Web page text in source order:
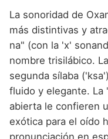
La sonoridad de
más distintivas y
na" (con la 'x'
nombre trisilábico.
segunda sílaba
fluido y elegante.
abierta le confieren
exótica para el oído